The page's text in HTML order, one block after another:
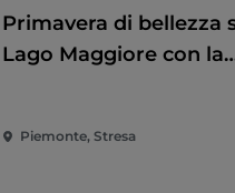
Primavera di bellezza
Lago Maggiore con la
Piemonte, Stresa